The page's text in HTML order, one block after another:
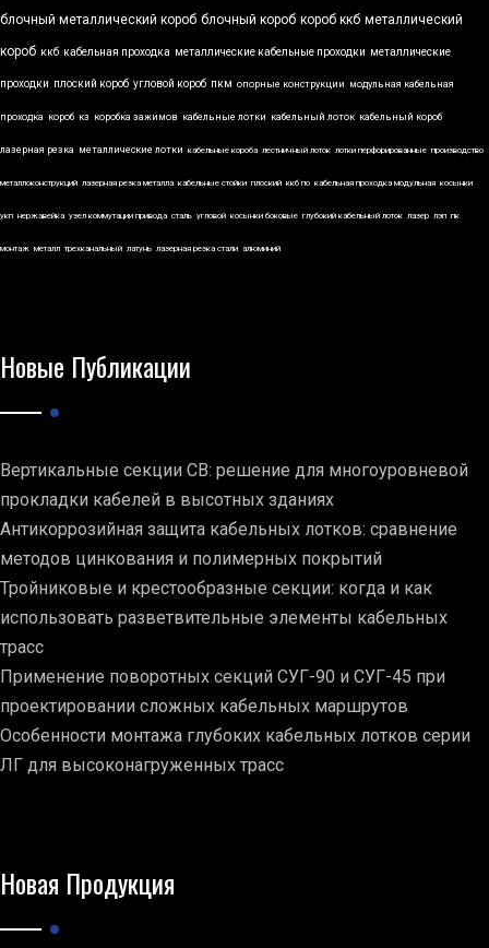
блочный металлический короб блочный короб короб ккб металлический
короб ккб кабельная проходка металлические кабельные проходки металлические
проходки плоский короб угловой короб пкм опорные конструкции модульная кабельная
проходка короб кз коробка зажимов кабельные лотки кабельный лоток кабельный короб
лазерная резка металлические лотки кабельные короба лестничный лоток лотки перфорированные производство
металлоконструкций лазерная резка металла кабельные стойки плоский ккб по кабельная проходка модульная косынки
укп нержавейка узел коммутации привода сталь угловой косынки боковые глубокий кабельный лоток лазер лэп пк
монтаж металл трехканальный латунь лазерная резка стали алюминий
Новые Публикации
Вертикальные секции СВ: решение для многоуровневой
прокладки кабелей в высотных зданиях
Антикоррозийная защита кабельных лотков: сравнение
методов цинкования и полимерных покрытий
Тройниковые и крестообразные секции: когда и как
использовать разветвительные элементы кабельных
трасс
Применение поворотных секций СУГ-90 и СУГ-45 при
проектировании сложных кабельных маршрутов
Особенности монтажа глубоких кабельных лотков серии
ЛГ для высоконагруженных трасс
Новая Продукция